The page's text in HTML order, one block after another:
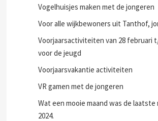
Vogelhuisjes maken met de jongeren
Voor alle wijkbewoners uit Tanthof,
Voorjaarsactiviteiten van 28 februari
voor de jeugd
Voorjaarsvakantie activiteiten
VR gamen met de jongeren
Wat een mooie maand was de laatste
2024.